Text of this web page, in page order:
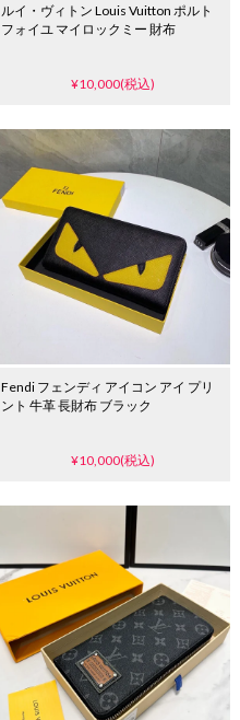
ルイ・ヴィトン Louis Vuitton ポルト
フォイユ マイロックミー 財布
¥10,000(税込)
Fendi フェンディ アイコン アイ プリ
ント 牛革 長財布 ブラック
¥10,000(税込)